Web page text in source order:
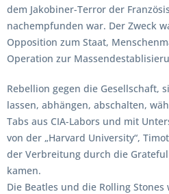
dem Jakobiner-Terror der
nachempfunden war. Der Zweck
Opposition zum Staat,
Operation zur
Rebellion gegen die Gesellschaft,
lassen, abhängen, abschalten,
Tabs aus CIA-Labors und mit
von der „Harvard University“,
der Verbreitung durch die
kamen.
Die Beatles und die Rolling